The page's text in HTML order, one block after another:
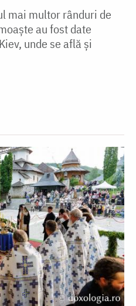
mai multor rânduri de
au fost date
unde se află și